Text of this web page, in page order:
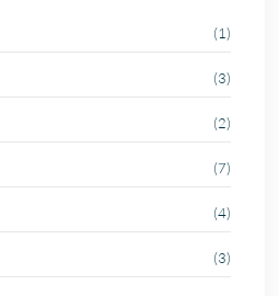
(1)
(3)
(2)
(7)
(4)
(3)